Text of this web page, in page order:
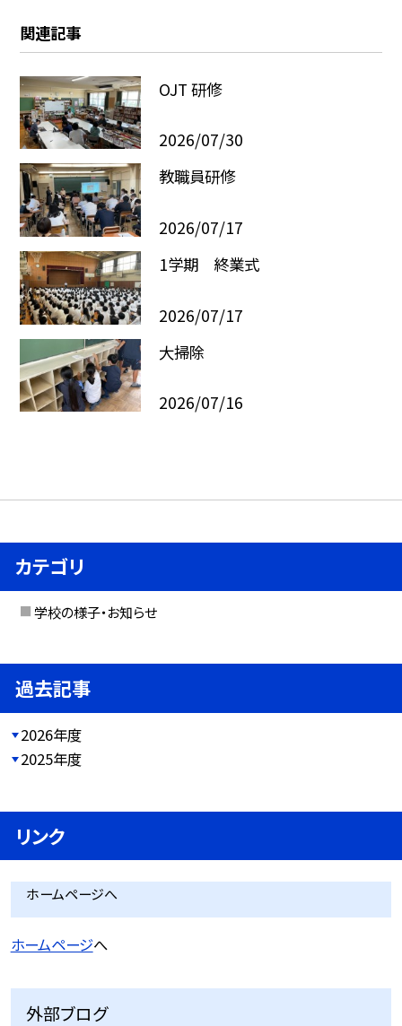
関連記事
OJT 研修
2026/07/30
教職員研修
2026/07/17
1学期 終業式
2026/07/17
大掃除
2026/07/16
カテゴリ
学校の様子・お知らせ
過去記事
2026年度
2025年度
リンク
ホームページへ
ホームページへ
外部ブログ